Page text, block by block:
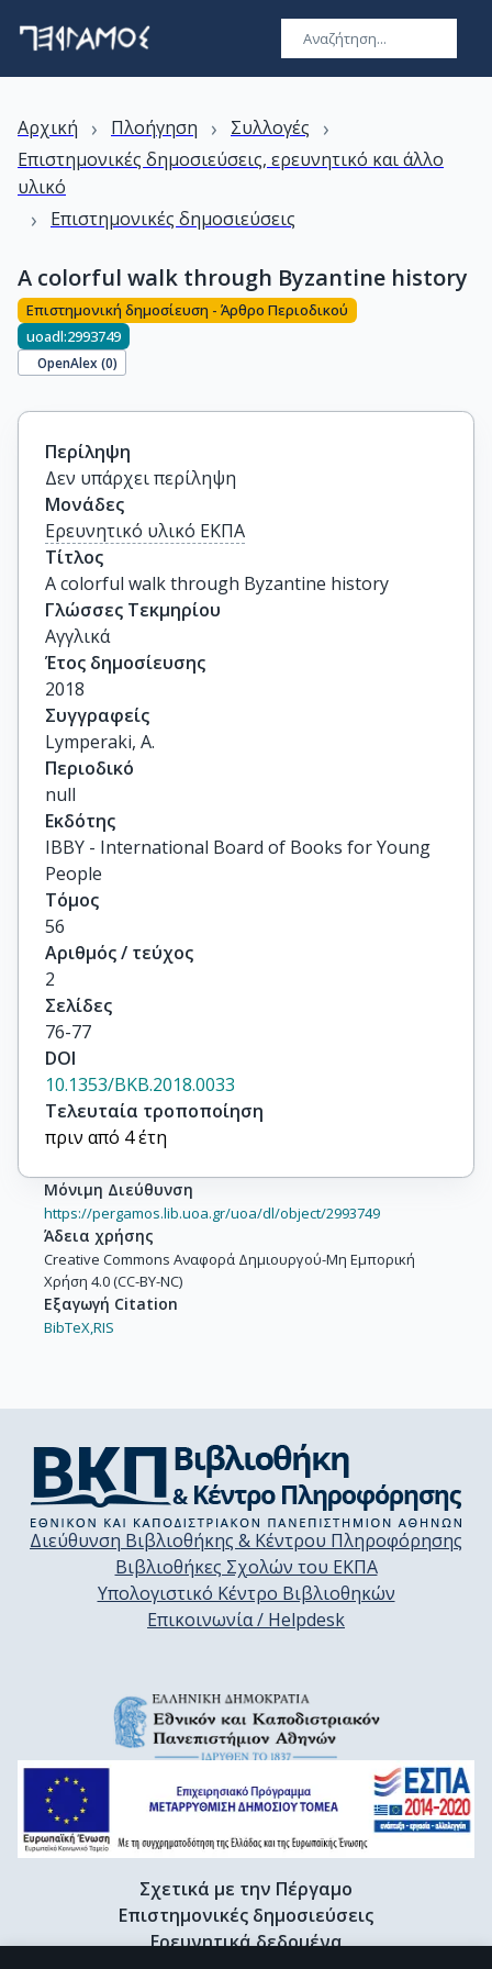
Αρχική › Πλοήγηση › Συλλογές ›
Επιστημονικές δημοσιεύσεις, ερευνητικό και άλλο
υλικό
› Επιστημονικές δημοσιεύσεις
A colorful walk through Byzantine history
Επιστημονική δημοσίευση - Άρθρο Περιοδικού
uoadl:2993749
OpenAlex (0)
Περίληψη
Δεν υπάρχει περίληψη
Μονάδες
Ερευνητικό υλικό ΕΚΠΑ
Τίτλος
A colorful walk through Byzantine history
Γλώσσες Τεκμηρίου
Αγγλικά
Έτος δημοσίευσης
2018
Συγγραφείς
Lymperaki, A.
Περιοδικό
null
Εκδότης
IBBY - International Board of Books for Young
People
Τόμος
56
Αριθμός / τεύχος
2
Σελίδες
76-77
DOI
10.1353/BKB.2018.0033
Τελευταία τροποποίηση
πριν από 4 έτη
Μόνιμη Διεύθυνση
https://pergamos.lib.uoa.gr/uoa/dl/object/2993749
Άδεια χρήσης
Creative Commons Αναφορά Δημιουργού-Μη Εμπορική
Χρήση 4.0 (CC-BY-NC)
Εξαγωγή Citation
BibTeX,RIS
Διεύθυνση Βιβλιοθήκης & Κέντρου Πληροφόρησης
Βιβλιοθήκες Σχολών του ΕΚΠΑ
Υπολογιστικό Κέντρο Βιβλιοθηκών
Επικοινωνία / Helpdesk
Σχετικά με την Πέργαμο
Επιστημονικές δημοσιεύσεις
Ερευνητικά δεδομένα